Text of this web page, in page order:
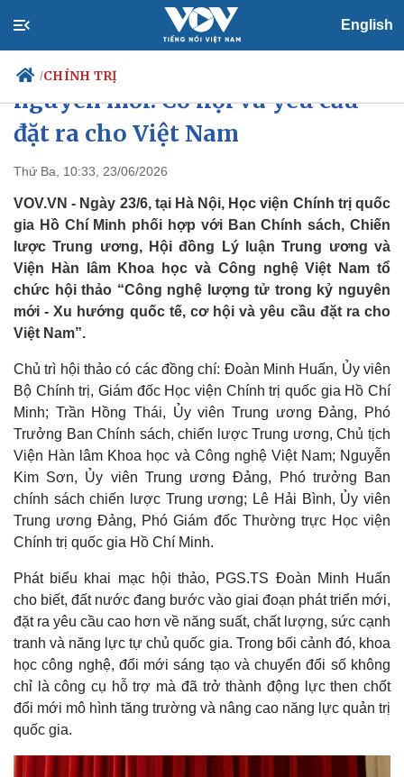
English
/CHÍNH TRỊ
Chính trị
Tổ chức nhân sự
Quốc hội
Nhận diện sự thật
Dự báo thời tiết
Giáo dục
Dấu ấn VOV
Việc làm
Biển đảo
Công nghệ lượng tử trong kỷ
nguyên mới: Cơ hội và yêu cầu
đặt ra cho Việt Nam
Thứ Ba, 10:33, 23/06/2026
VOV.VN - Ngày 23/6, tại Hà Nội, Học viện Chính trị quốc
gia Hồ Chí Minh phối hợp với Ban Chính sách, Chiến
lược Trung ương, Hội đồng Lý luận Trung ương và
Viện Hàn lâm Khoa học và Công nghệ Việt Nam tổ
chức hội thảo “Công nghệ lượng tử trong kỷ nguyên
mới - Xu hướng quốc tế, cơ hội và yêu cầu đặt ra cho
Việt Nam”.
Chủ trì hội thảo có các đồng chí: Đoàn Minh Huấn, Ủy viên
Bộ Chính trị, Giám đốc Học viện Chính trị quốc gia Hồ Chí
Minh; Trần Hồng Thái, Ủy viên Trung ương Đảng, Phó
Trưởng Ban Chính sách, chiến lược Trung ương, Chủ tịch
Viện Hàn lâm Khoa học và Công nghệ Việt Nam; Nguyễn
Kim Sơn, Ủy viên Trung ương Đảng, Phó trưởng Ban
chính sách chiến lược Trung ương; Lê Hải Bình, Ủy viên
Trung ương Đảng, Phó Giám đốc Thường trực Học viện
Chính trị quốc gia Hồ Chí Minh.
Phát biểu khai mạc hội thảo, PGS.TS Đoàn Minh Huấn
cho biết, đất nước đang bước vào giai đoạn phát triển mới,
đặt ra yêu cầu cao hơn về năng suất, chất lượng, sức cạnh
tranh và năng lực tự chủ quốc gia. Trong bối cảnh đó, khoa
học công nghệ, đổi mới sáng tạo và chuyển đổi số không
chỉ là công cụ hỗ trợ mà đã trở thành động lực then chốt
đổi mới mô hình tăng trường và nâng cao năng lực quản trị
quốc gia.